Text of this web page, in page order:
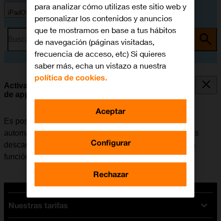
iPadOS 18
Busca por problema o tema
Activar o desactivar la sincronización automática
de apps y del contenido de las apps
Es posible configurar la tablet para que descargue
automáticamente apps y contendido de apps que hayas
descargado en otros dispositivos. Para poder utilizar la
función, es necesarioactivar la Cuenta de Apple.
Nuestras tarifas
para analizar cómo utilizas este sitio web y
personalizar los contenidos y anuncios
que te mostramos en base a tus hábitos
de navegación (páginas visitadas,
frecuencia de acceso, etc) Si quieres
saber más, echa un vistazo a nuestra
política de cookies.
Configurar
Rechazar
Aceptar